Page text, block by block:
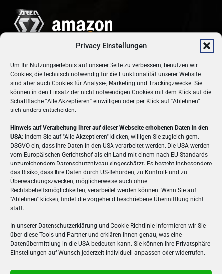
Privacy Einstellungen
Um Ihr Nutzungserlebnis auf unserer Seite zu verbessern, benutzen wir
Cookies, die technisch notwendig für die Funktionalität unserer Website
sind aber auch Cookies für Analyse-, Marketing und Trackingzwecke. Sie
können in den Einsatz der nicht notwendigen Cookies mit dem Klick auf die
Schaltfläche "Alle Akzeptieren" einwilligen oder per Klick auf"Ablehnen"
sich anders entscheiden.
Hinweis auf Verarbeitung Ihrer auf dieser Webseite erhobenen Daten in den
USA: Indem Sie auf "Alle Akzeptieren" klicken, willigen Sie zugleich gem.
DSGVO ein, dass Ihre Daten in den USA verarbeitet werden. Die USA werden
vom Europäischen Gerichtshof als ein Land mit einem nach EU-Standards
unzureichendem Datenschutzniveau eingeschätzt. Es besteht insbesondere
das Risiko, dass Ihre Daten durch US-Behörden, zu Kontroll- und zu
Überwachungszwecken, möglicherweise auch ohne
Rechtsbehelfsmöglichkeiten, verarbeitet werden können. Wenn Sie auf
"Ablehnen" klicken, findet die vorgehend beschriebene Übermittlung nicht
statt.
In unserer Datenschutzerklärung und Cookie-Richtlinie informieren wir Sie
über diese Tools und Partner und erklären Ihnen genau, was eine
Datenübermittlung in die USA bedeuten kann. Sie können Ihre Privatsphäre-
Einstellungen auf Wunsch jederzeit individuell anpassen oder widerrufen.
ÜBER UNS
VON GAMERN, FÜR GAMER! Gamers.at ist das älteste Online-
Spielemagazin Österreichs und bringt täglich aktuelle News,
Reviews und Videos zu PC- und Konsolenspielen, Gaming-
Hardware und aus der Welt des e-Sport's.
FOLGE UNS